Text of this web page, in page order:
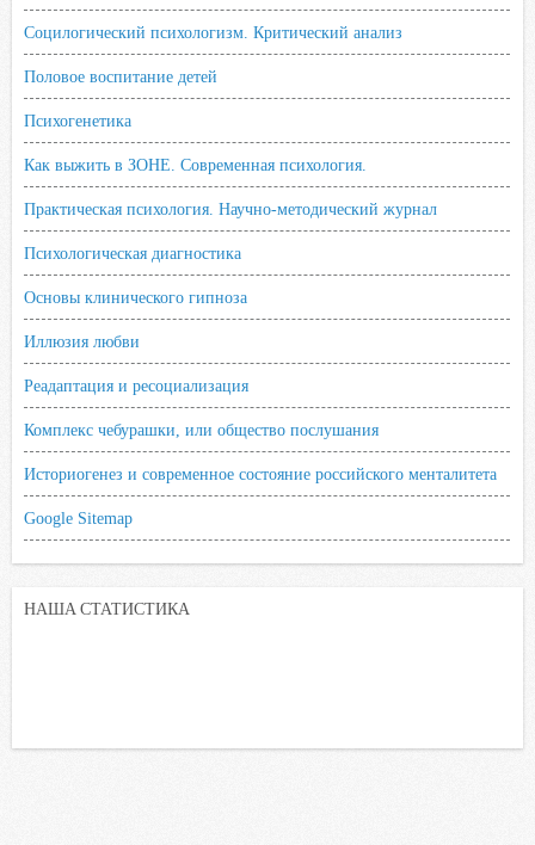
Социлогический психологизм. Критический анализ
Половое воспитание детей
Психогенетика
Как выжить в ЗОНЕ. Современная психология.
Практическая психология. Научно-методический журнал
Психологическая диагностика
Основы клинического гипноза
Иллюзия любви
Реадаптация и ресоциализация
Комплекс чебурашки, или общество послушания
Историогенез и современное состояние российского менталитета
Google Sitemap
НАША СТАТИСТИКА